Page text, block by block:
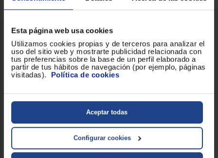
Esta página web usa cookies
Utilizamos cookies propias y de terceros para analizar el
uso del sitio web y mostrarte publicidad relacionada con
tus preferencias sobre la base de un perfil elaborado a
partir de tus hábitos de navegación (por ejemplo, páginas
visitadas). Política de cookies
Aceptar todas
Configurar cookies
(Kg/24h)
Capacidad neta del
congelador (lt)
103
compartimientos del
congelador